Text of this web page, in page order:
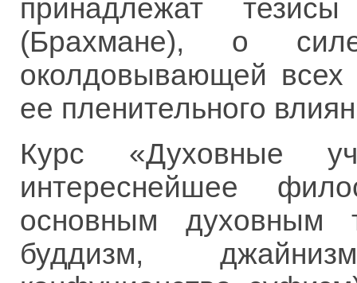
принадлежат
(Брахмане), о
околдовывающей всех
ее пленительного
Курс «Духовные
интереснейшее
основным духовным
буддизм,